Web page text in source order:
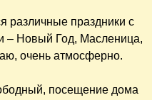
различные праздники с
– Новый Год, Масленица,
очень атмосферно.
посещение дома